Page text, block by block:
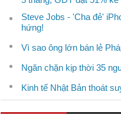
Steve Jobs - 'Cha đẻ'
hứng!
Vì sao ông lớn bán lẻ
Ngăn chặn kịp thời 35
Kinh tế Nhật Bản thoát